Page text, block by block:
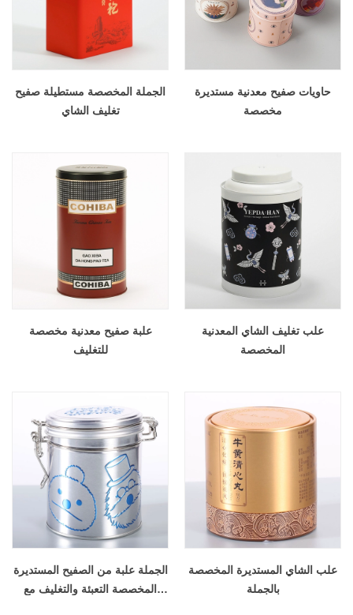
الجملة المخصصة مستطيلة صفيح
تغليف الشاي
حاويات صفيح معدنية مستديرة
مخصصة
علبة صفيح معدنية مخصصة
للتغليف
علب تغليف الشاي المعدنية
المخصصة
الجملة علبة من الصفيح المستديرة
المخصصة التعبئة والتغليف مع
علب الشاي المستديرة المخصصة
بالجملة